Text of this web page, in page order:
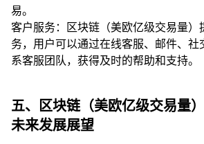
易。
客户服务：区块链（美欧亿级交易量
务，用户可以通过在线客服、邮件、
系客服团队，获得及时的帮助和支持。
五、区块链（美欧亿级交易量
未来发展展望